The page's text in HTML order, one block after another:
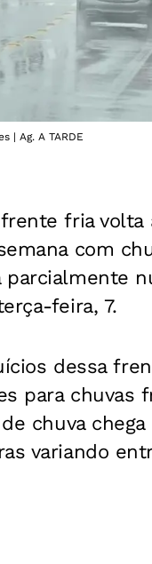
| Ag. A TARDE
fria volta
com
parcialmente
feira, 7.
dessa
para chuvas
chuva
variando